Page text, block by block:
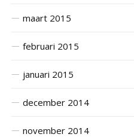
maart 2015
februari 2015
januari 2015
december 2014
november 2014